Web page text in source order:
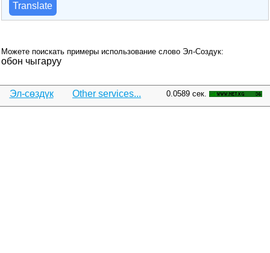
Translate
Можете поискать примеры использование слово Эл-Создук:
обон чыгаруу
Эл-сөздүк Other services... 0.0589 сек.